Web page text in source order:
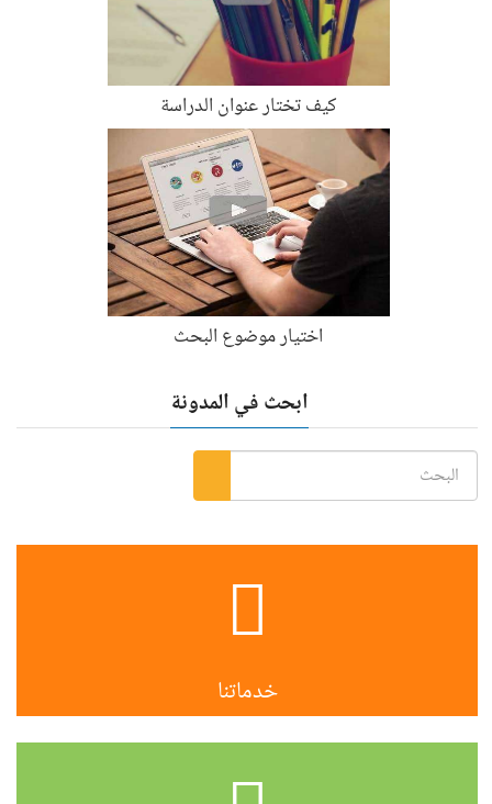
كيف تختار عنوان الدراسة
اختيار موضوع البحث
ابحث في المدونة
خدماتنا